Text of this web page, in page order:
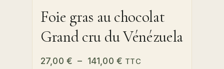
Foie gras au chocolat
Grand cru du Vénézuela
27,00 € – 141,00 € Plage
TTC